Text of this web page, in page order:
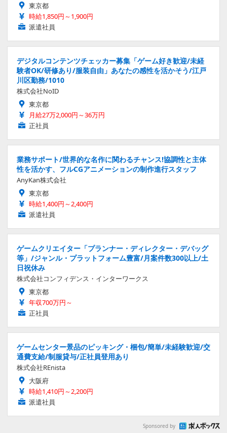
東京都
時給1,850円～1,900円
派遣社員
デジタルコンテンツチェッカー募集「ゲーム好き歓迎/未経
験者OK/研修あり/服装自由」あなたの感性を活かそう/江戸
川区勤務/1010
株式会社NoID
東京都
月給27万2,000円～36万円
正社員
業務サポート/世界的な名作に関わるチャンス!協調性と主体
性を活かす、フルCGアニメーションの制作進行スタッフ
AnyKan株式会社
東京都
時給1,400円～2,400円
派遣社員
ゲームクリエイター「プランナー・ディレクター・デバッグ
等」/ジャンル・プラットフォーム豊富/月案件数300以上/土
日祝休み
株式会社コンフィデンス・インターワークス
東京都
年収700万円～
正社員
ゲームセンター景品のピッキング・梱包/簡単/未経験歓迎/交
通費支給/制服貸与/正社員登用あり
株式会社REnista
大阪府
時給1,410円～2,200円
派遣社員
Sponsored by